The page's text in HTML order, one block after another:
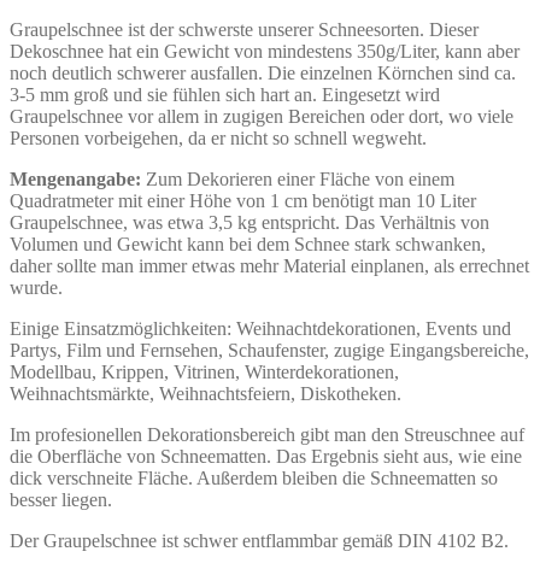
Graupelschnee ist der schwerste unserer Schneesorten. Dieser
Dekoschnee hat ein Gewicht von mindestens 350g/Liter, kann aber
noch deutlich schwerer ausfallen. Die einzelnen Körnchen sind ca.
3-5 mm groß und sie fühlen sich hart an. Eingesetzt wird
Graupelschnee vor allem in zugigen Bereichen oder dort, wo viele
Personen vorbeigehen, da er nicht so schnell wegweht.
Mengenangabe: Zum Dekorieren einer Fläche von einem
Quadratmeter mit einer Höhe von 1 cm benötigt man 10 Liter
Graupelschnee, was etwa 3,5 kg entspricht. Das Verhältnis von
Volumen und Gewicht kann bei dem Schnee stark schwanken,
daher sollte man immer etwas mehr Material einplanen, als errechnet
wurde.
Einige Einsatzmöglichkeiten: Weihnachtdekorationen, Events und
Partys, Film und Fernsehen, Schaufenster, zugige Eingangsbereiche,
Modellbau, Krippen, Vitrinen, Winterdekorationen,
Weihnachtsmärkte, Weihnachtsfeiern, Diskotheken.
Im profesionellen Dekorationsbereich gibt man den Streuschnee auf
die Oberfläche von Schneematten. Das Ergebnis sieht aus, wie eine
dick verschneite Fläche. Außerdem bleiben die Schneematten so
besser liegen.
Der Graupelschnee ist schwer entflammbar gemäß DIN 4102 B2.